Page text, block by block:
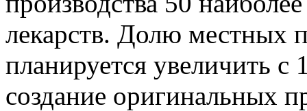
лекарств. Долю местных
планируется увеличить с
создание оригинальных